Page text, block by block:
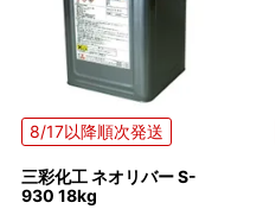
8/17以降順次発送
三彩化工 ネオリバー S-
930 18kg